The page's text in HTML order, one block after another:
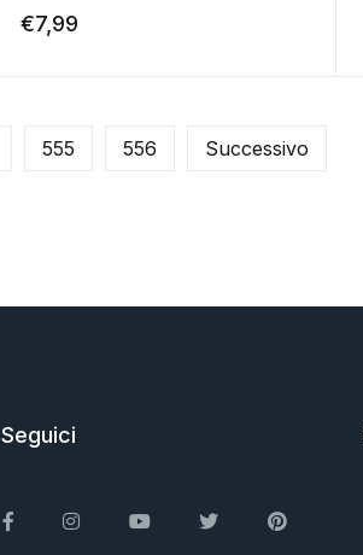
€7,99
555 556 Successivo
Seguici
FacebookInstagramYou TubeTwitter Pinterest